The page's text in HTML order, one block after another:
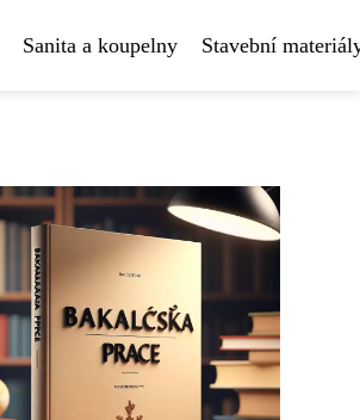
Sanita a koupelny Stavební